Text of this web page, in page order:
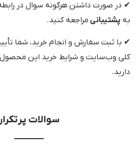
✔ در صورت داشتن هرگونه سوال در
به پشتیبانی مراجعه کنید.
✔ با ثبت سفارش و انجام خرید، شما
کلی وب‌سایت و شرایط خرید این محصول
دارید.
سوالات